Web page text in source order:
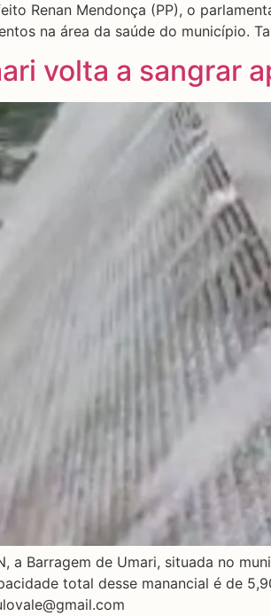
Renan Mendonça (PP), o
na área da saúde do município.
volta a sangrar
a Barragem de Umari, situada no
total desse manancial é de